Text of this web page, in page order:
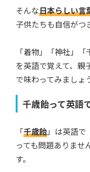
そんな日本らしい言
子供たちも自信がつ
「着物」「神社」
を英語で覚えて、親
で味わってみましょ
千歳飴って英語
「千歳飴」は英語で
っても問題ありませ
す。